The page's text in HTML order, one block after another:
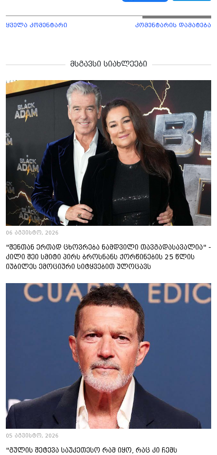
ყველა კომენტარი კომენტარის დამატება
მსგავსი სიახლეები
06 აგვისტო, 2026
"შენთან ერთად ცხოვრება ნამდვილი თავგადასავალია" -
კილი შეი სმიტი პირს ბროსნანს ქორწინების 25 წლის
იუბილეს ემოციური სიტყვებით ულოცავს
05 აგვისტო, 2026
"გულის შეტევა საუკეთესო რამ იყო, რაც კი ჩემს